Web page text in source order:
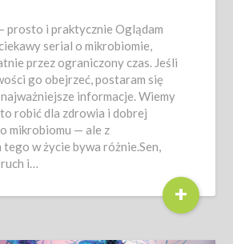
prosto i praktycznie Oglądam
serial o mikrobiomie,
przez ograniczony czas. Jeśli
go obejrzeć, postaram się
informacje. Wiemy
robić dla zdrowia i dobrej
mikrobiomu — ale z
w życie bywa różnie.Sen,
i…
+